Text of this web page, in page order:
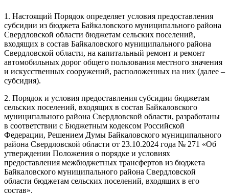
1. Настоящий Порядок определяет условия предоставления
субсидии из бюджета Байкаловского муниципального района
Свердловской области бюджетам сельских поселений,
входящих в состав Байкаловского муниципального района
Свердловской области, на капитальный ремонт и ремонт
автомобильных дорог общего пользования местного значения
и искусственных сооружений, расположенных на них (далее –
субсидия).
2. Порядок и условия предоставления субсидии бюджетам
сельских поселений, входящих в состав Байкаловского
муниципального района Свердловской области, разработаны
в соответствии с Бюджетным кодексом Российской
Федерации, Решением Думы Байкаловского муниципального
района Свердловской области от 23.10.2024 года № 271 «Об
утверждении Положения о порядке и условиях
предоставления межбюджетных трансфертов из бюджета
Байкаловского муниципального района Свердловской
области бюджетам сельских поселений, входящих в его
состав».